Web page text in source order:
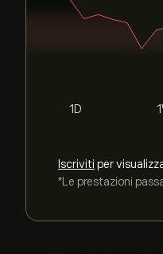
1D
Iscriviti per
*Le prestazioni